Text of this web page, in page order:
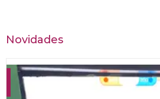
Novidades